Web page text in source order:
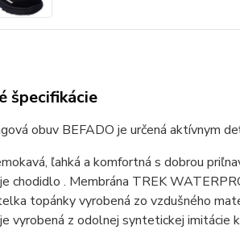
špecifikácie
obuv BEFADO je určená aktívnym
ľahká a komfortná s dobrou
chodidlo . Membrána TREK
topánky vyrobená zo vzdušného
vyrobená z odolnej syntetickej imitácie